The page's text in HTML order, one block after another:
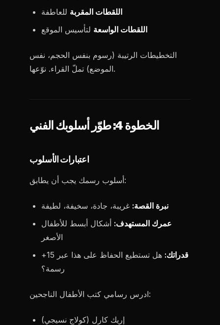
اللقطات المقربة للعاطفة
اللقطات الواسعة لتأسيس الموقع
التخطيطات الرتيبة (رسوم بنفس الحجم، نفس
الموضع) تملّ القراء. نوّعها.
الخطوة 4: طوّر أسلوبك الفني
اعتبارات الأسلوب
أسلوب رسمك يجب أن يطابق:
نبرة القصة: غريبة، جادة، سخيفة، لطيفة
عمرك المستهدف: أشكال أبسط للأطفال
الأصغر
قدراتك:
هل تستطيع الحفاظ على هذا عبر 15+
رسمة؟
ادرس رسامي كتب الأطفال الناجحين:
إريك كارل (كولاج نسيجي)